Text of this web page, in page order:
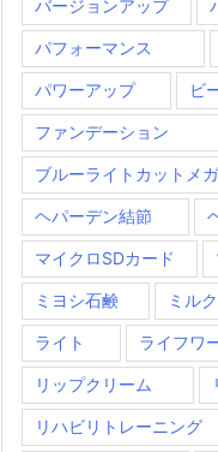
バージョンアップ
パフォーマンス
パワーアップ ビ
ファンデーション
ブルーライトカットメ
ヘパーデン結節
マイクロSDカード
ミヨシ石鹸 ミル
ライト ライフワ
リップクリーム
リハビリトレーニング